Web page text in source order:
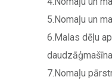
5.Nomaļu un
6.Malas dēļu
daudzāģmašīna
7.Nomaļu